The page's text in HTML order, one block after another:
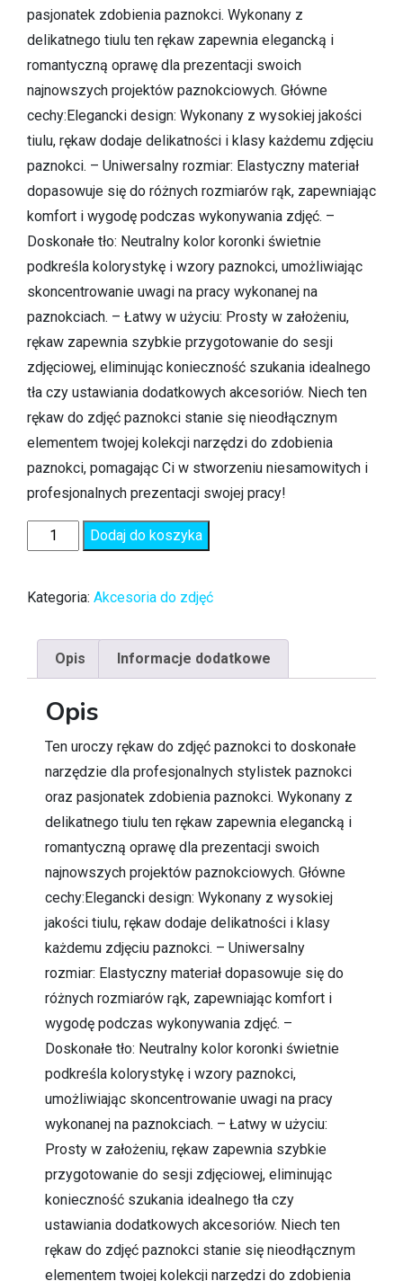
pasjonatek zdobienia paznokci. Wykonany z
delikatnego tiulu ten rękaw zapewnia elegancką i
romantyczną oprawę dla prezentacji swoich
najnowszych projektów paznokciowych. Główne
cechy:Elegancki design: Wykonany z wysokiej jakości
tiulu, rękaw dodaje delikatności i klasy każdemu zdjęciu
paznokci. – Uniwersalny rozmiar: Elastyczny materiał
dopasowuje się do różnych rozmiarów rąk, zapewniając
komfort i wygodę podczas wykonywania zdjęć. –
Doskonałe tło: Neutralny kolor koronki świetnie
podkreśla kolorystykę i wzory paznokci, umożliwiając
skoncentrowanie uwagi na pracy wykonanej na
paznokciach. – Łatwy w użyciu: Prosty w założeniu,
rękaw zapewnia szybkie przygotowanie do sesji
zdjęciowej, eliminując konieczność szukania idealnego
tła czy ustawiania dodatkowych akcesoriów. Niech ten
rękaw do zdjęć paznokci stanie się nieodłącznym
elementem twojej kolekcji narzędzi do zdobienia
paznokci, pomagając Ci w stworzeniu niesamowitych i
profesjonalnych prezentacji swojej pracy!
Dodaj do koszyka
Kategoria: Akcesoria do zdjęć
Opis Informacje dodatkowe
Opis
Ten uroczy rękaw do zdjęć paznokci to doskonałe
narzędzie dla profesjonalnych stylistek paznokci
oraz pasjonatek zdobienia paznokci. Wykonany z
delikatnego tiulu ten rękaw zapewnia elegancką i
romantyczną oprawę dla prezentacji swoich
najnowszych projektów paznokciowych. Główne
cechy:Elegancki design: Wykonany z wysokiej
jakości tiulu, rękaw dodaje delikatności i klasy
każdemu zdjęciu paznokci. – Uniwersalny
rozmiar: Elastyczny materiał dopasowuje się do
różnych rozmiarów rąk, zapewniając komfort i
wygodę podczas wykonywania zdjęć. –
Doskonałe tło: Neutralny kolor koronki świetnie
podkreśla kolorystykę i wzory paznokci,
umożliwiając skoncentrowanie uwagi na pracy
wykonanej na paznokciach. – Łatwy w użyciu:
Prosty w założeniu, rękaw zapewnia szybkie
przygotowanie do sesji zdjęciowej, eliminując
konieczność szukania idealnego tła czy
ustawiania dodatkowych akcesoriów. Niech ten
rękaw do zdjęć paznokci stanie się nieodłącznym
elementem twojej kolekcji narzędzi do zdobienia